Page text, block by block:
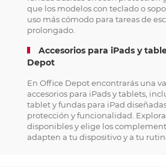
que los modelos con teclado o
uso más cómodo para tareas de
prolongado.
Accesorios para iPads y
Depot
En Office Depot encontrarás una
accesorios para iPads y tablets,
tablet y fundas para iPad
protección y funcionalidad.
disponibles y elige los
adapten a tu dispositivo y a tu